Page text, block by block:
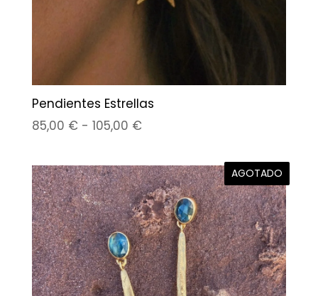
Pendientes Estrellas
85,00 € - 105,00 €Rango
precios:
desde
85,00 €
hasta
105,00 €
AGOTADO